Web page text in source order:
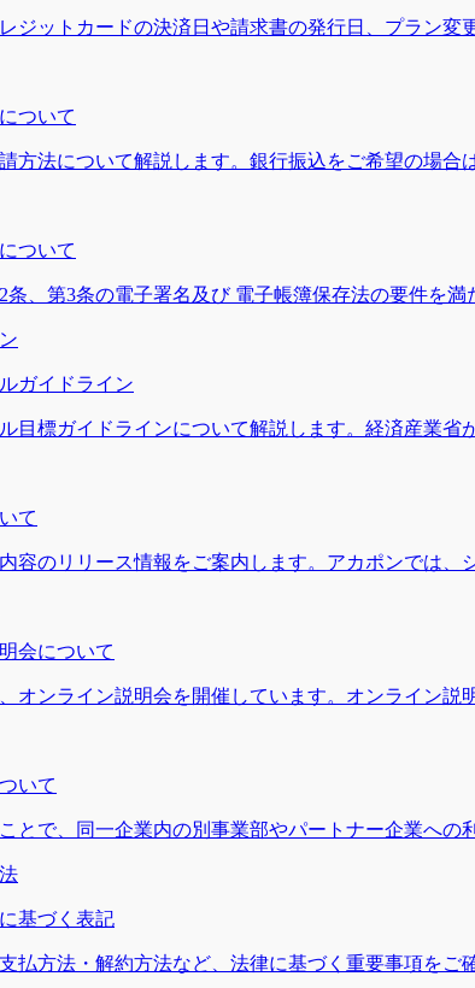
ジットカードの決済日や請求書の発行日、プラン変
ついて
方法について解説します。銀行振込をご希望の場合
ついて
条、第3条の電子署名及び 電子帳簿保存法の要件を
ガイドライン
目標ガイドラインについて解説します。経済産業
て
容のリリース情報をご案内します。アカポンでは、
会について
オンライン説明会を開催しています。オンライン
いて
とで、同一企業内の別事業部やパートナー企業への
基づく表記
払方法・解約方法など、法律に基づく重要事項をご